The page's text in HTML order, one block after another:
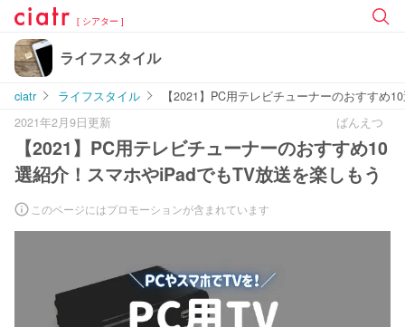
[ シアター ]
ライフスタイル
ciatr ライフスタイル
【2021】PC用テレビチューナーのおすすめ
2021年2月9日更新
ばんえつ
【2021】PC用テレビチューナーのおすすめ10
選紹介！スマホやiPadでもTV放送を楽しもう
このページにはプロモーションが含まれています